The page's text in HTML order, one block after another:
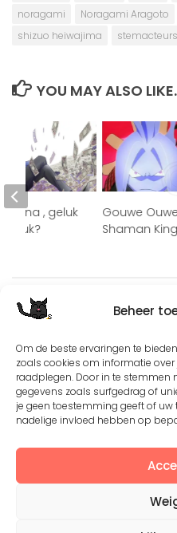
Beheer
Om de beste ervaringen te
zoals cookies om informatie
raadplegen. Door in te stemmen
gegevens zoals surfgedrag of
je geen toestemming geeft of
nadelige invloed hebben op
noragami
Noragami Aragoto
shizuo heiwajima
stemacteurs
YOU MAY ALSO
Gouwe
Shaman King
Hana , geluk
Except where otherwise
is licensed under a
NonCommercial-
View